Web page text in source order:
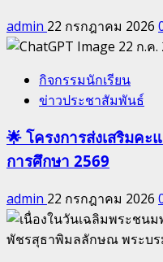
admin 22 กรกฎาคม 2026
กิจกรรมนักเรียน
ข่าวประชาสัมพันธ์
🌟 โครงการส่งเสริมค
การศึกษา 2569
admin 22 กรกฎาคม 2026